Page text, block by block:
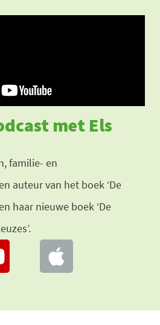
met Els
familie- en
auteur van het boek ‘De
haar nieuwe boek ‘De